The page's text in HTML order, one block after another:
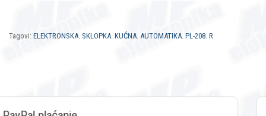
Tagovi: ELEKTRONSKA. SKLOPKA. KUĆNA. AUTOMATIKA. PL-208. R